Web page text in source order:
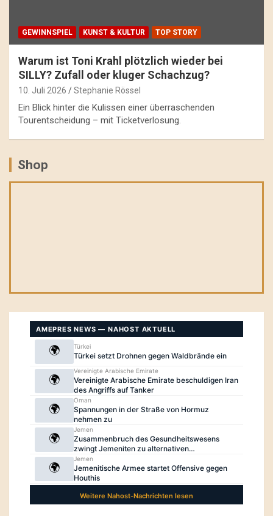
GEWINNSPIEL KUNST & KULTUR TOP STORY
Warum ist Toni Krahl plötzlich wieder bei
SILLY? Zufall oder kluger Schachzug?
10. Juli 2026 Stephanie Rössel
Ein Blick hinter die Kulissen einer überraschenden
Tourentscheidung – mit Ticketverlosung.
Shop